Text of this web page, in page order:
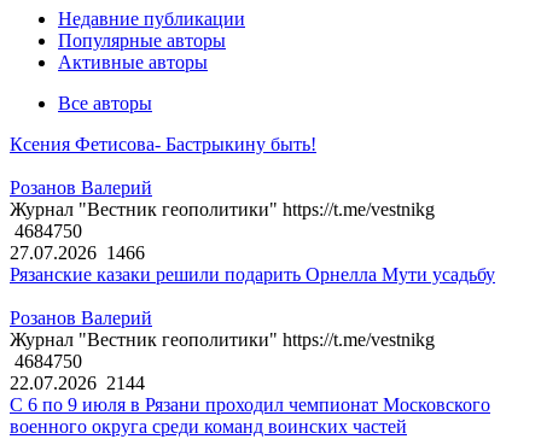
Недавние публикации
Популярные авторы
Активные авторы
Все авторы
Ксения Фетисова- Бастрыкину быть!
Розанов Валерий
Журнал "Вестник геополитики" https://t.me/vestnikg
4684750
27.07.2026 1466
Рязанские казаки решили подарить Орнелла Мути усадьбу
Розанов Валерий
Журнал "Вестник геополитики" https://t.me/vestnikg
4684750
22.07.2026 2144
С 6 по 9 июля в Рязани проходил чемпионат Московского
военного округа среди команд воинских частей